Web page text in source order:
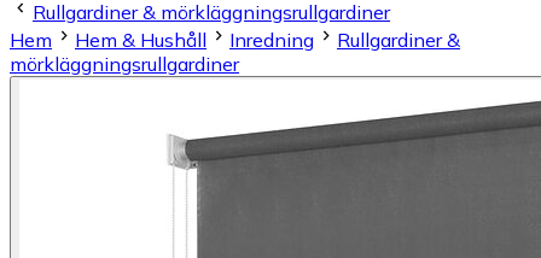
Rullgardiner & mörkläggningsrullgardiner
Hem
Hem & Hushåll Inredning
Rullgardiner &
mörkläggningsrullgardiner